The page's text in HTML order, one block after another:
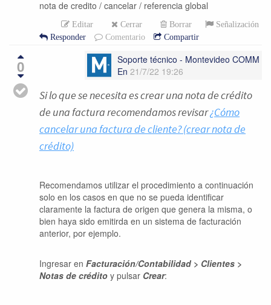
nota de credito / cancelar / referencia global
Editar Cerrar Borrar
Señalización
Responder
Comentario Compartir
0
Soporte técnico - Montevideo COMM
En 21/7/22 19:26
Si lo que se necesita es crear una nota de crédito
de una factura recomendamos revisar¿Cómo
cancelar una factura de cliente? (crear nota de
crédito)
Recomendamos utilizar el procedimiento a continuación
solo en los casos en que no se pueda identificar
claramente la factura de origen que genera la misma, o
bien haya sido emitirda en un sistema de facturación
anterior, por ejemplo.
Ingresar en Facturación/Contabilidad > Clientes >
Notas de crédito y pulsar Crear: